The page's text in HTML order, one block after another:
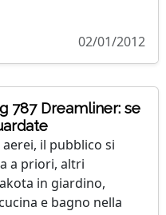
02/01/2012
787 Dreamliner: se
il pubblico si
a priori, altri
in giardino,
e bagno nella